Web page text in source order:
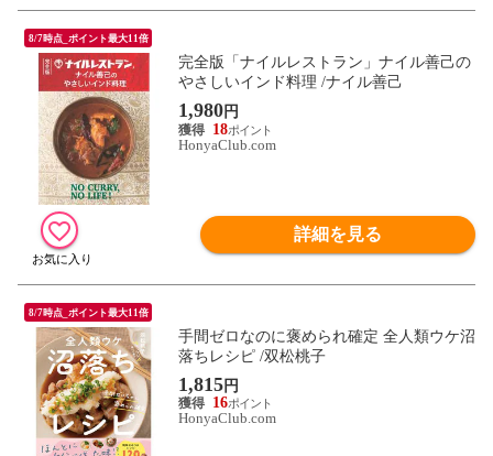
8/7時点_ポイント最大11倍
完全版「ナイルレストラン」ナイル善己の
やさしいインド料理 /ナイル善己
1,980円
18
HonyaClub.com
詳細を見る
8/7時点_ポイント最大11倍
手間ゼロなのに褒められ確定 全人類ウケ沼
落ちレシピ /双松桃子
1,815円
16
HonyaClub.com